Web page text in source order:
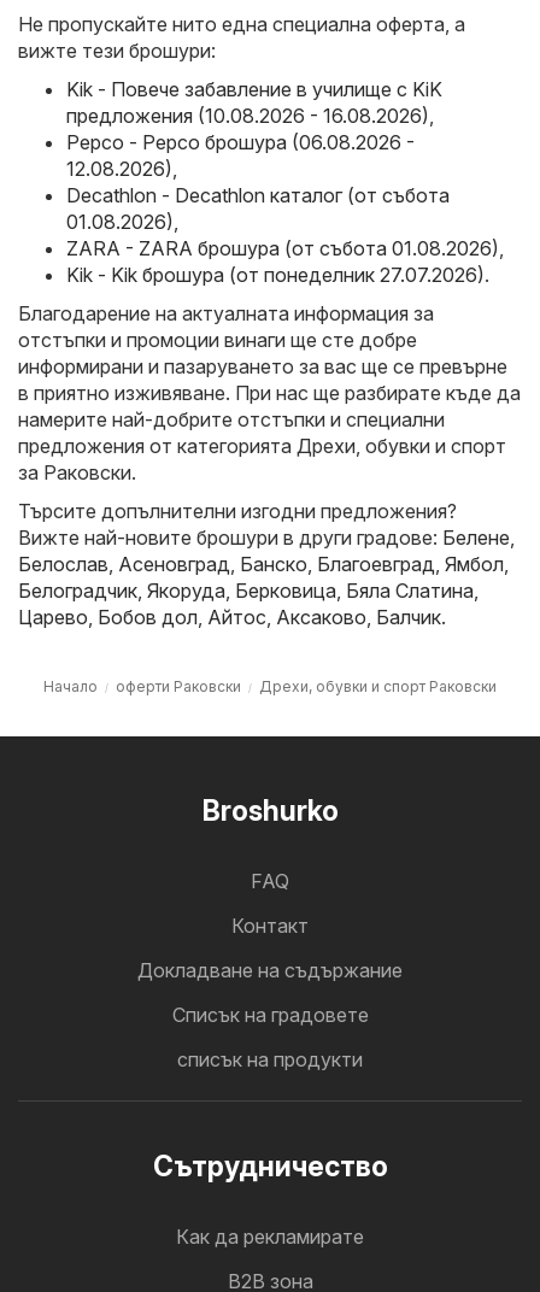
Не пропускайте нито една специална оферта, а
вижте тези брошури:
Kik - Повече забавление в училище с KiK
предложения (10.08.2026 - 16.08.2026),
Pepco - Pepco брошура (06.08.2026 -
12.08.2026),
Decathlon - Decathlon каталог (от събота
01.08.2026),
ZARA - ZARA брошура (от събота 01.08.2026),
Kik - Kik брошура (от понеделник 27.07.2026).
Благодарение на актуалната информация за
отстъпки и промоции винаги ще сте добре
информирани и пазаруването за вас ще се превърне
в приятно изживяване. При нас ще разбирате къде да
намерите най-добрите отстъпки и специални
предложения от категорията Дрехи, обувки и спорт
за Раковски.
Търсите допълнителни изгодни предложения?
Вижте най-новите брошури в други градове: Белене,
Белослав, Асеновград, Банско, Благоевград, Ямбол,
Белоградчик, Якоруда, Берковица, Бяла Слатина,
Царево, Бобов дол, Айтос, Аксаково, Балчик.
Начало оферти Раковски Дрехи, обувки и спорт Раковски
Broshurko
FAQ
Контакт
Докладване на съдържание
Cписък на градовете
списък на продукти
Cътрудничество
Как да рекламирате
B2B зона